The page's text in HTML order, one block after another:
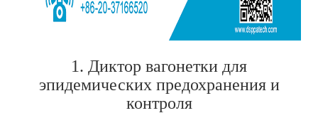
1. Диктор вагонетки для
эпидемических предохранения и
контроля